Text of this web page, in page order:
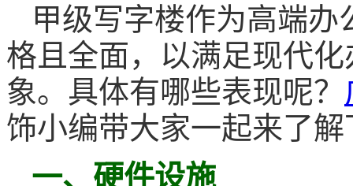
甲级写字楼作为高端
格且全面，以满足现代
象。具体有哪些表现呢？
饰小编带大家一起来了解
一、硬件设施